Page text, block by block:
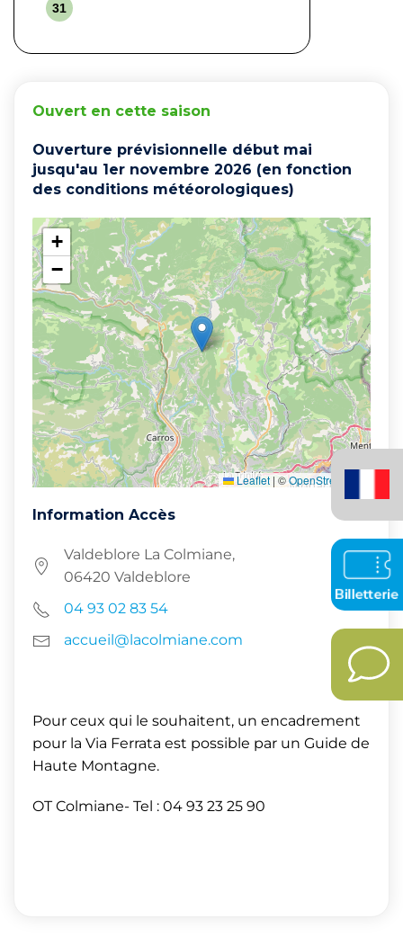
31
Ouvert en cette saison
Ouverture prévisionnelle début mai
jusqu'au 1er novembre 2026 (en fonction
des conditions météorologiques)
+
−
Leaflet | ©OpenStreetMap
Information Accès
Valdeblore La Colmiane,
06420 Valdeblore
04 93 02 83 54
accueil@lacolmiane.com
Pour ceux qui le souhaitent, un encadrement
pour la Via Ferrata est possible par un Guide de
Haute Montagne.
OT Colmiane- Tel : 04 93 23 25 90